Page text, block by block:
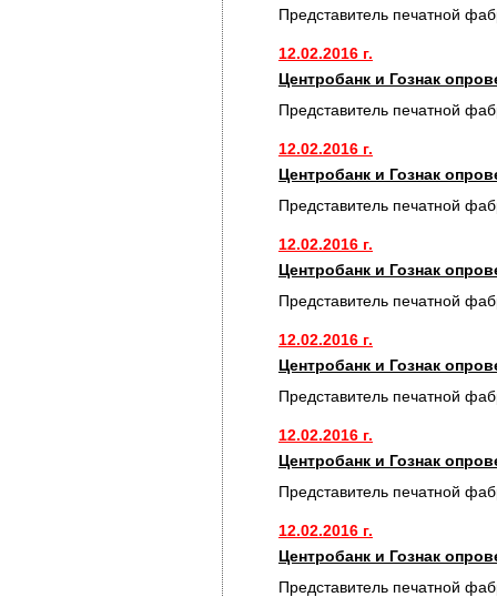
Представитель печатной
12.02.2016 г.
Центробанк и Гознак
Представитель печатной
12.02.2016 г.
Центробанк и Гознак
Представитель печатной
12.02.2016 г.
Центробанк и Гознак
Представитель печатной
12.02.2016 г.
Центробанк и Гознак
Представитель печатной
12.02.2016 г.
Центробанк и Гознак
Представитель печатной
12.02.2016 г.
Центробанк и Гознак
Представитель печатной